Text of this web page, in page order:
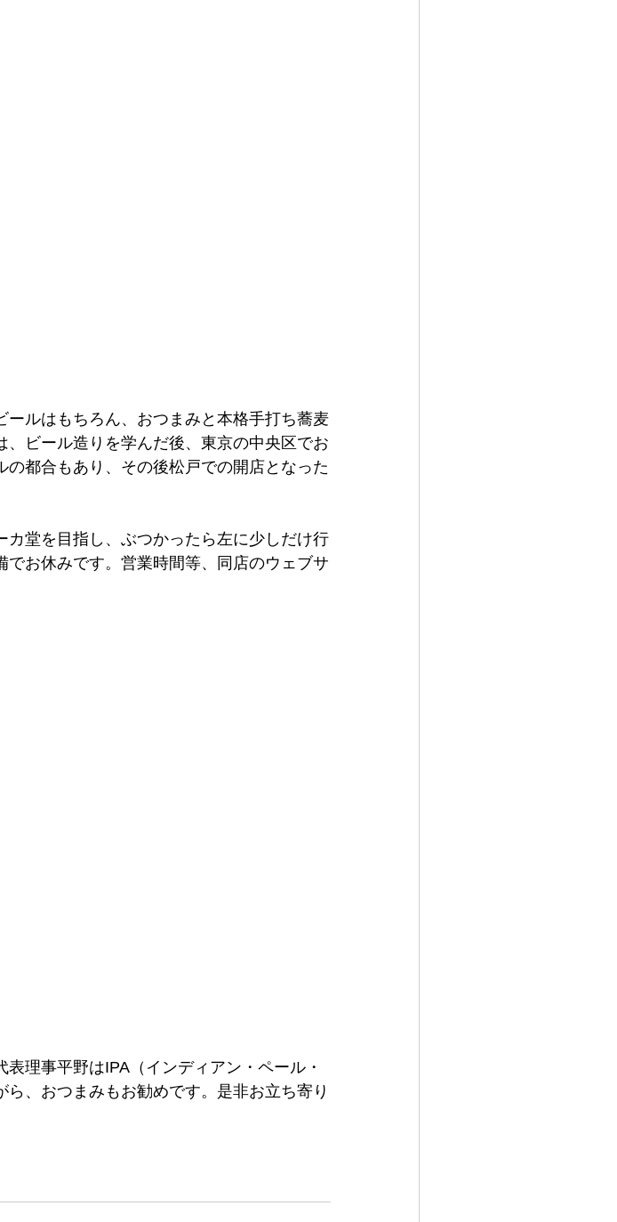
ルはもちろん、おつまみと本格手打ち蕎麦
ビール造りを学んだ後、東京の中央区でお
都合もあり、その後松戸での開店となった
堂を目指し、ぶつかったら左に少しだけ行
お休みです。営業時間等、同店のウェブサ
理事平野はIPA（インディアン・ペール・
、おつまみもお勧めです。是非お立ち寄り